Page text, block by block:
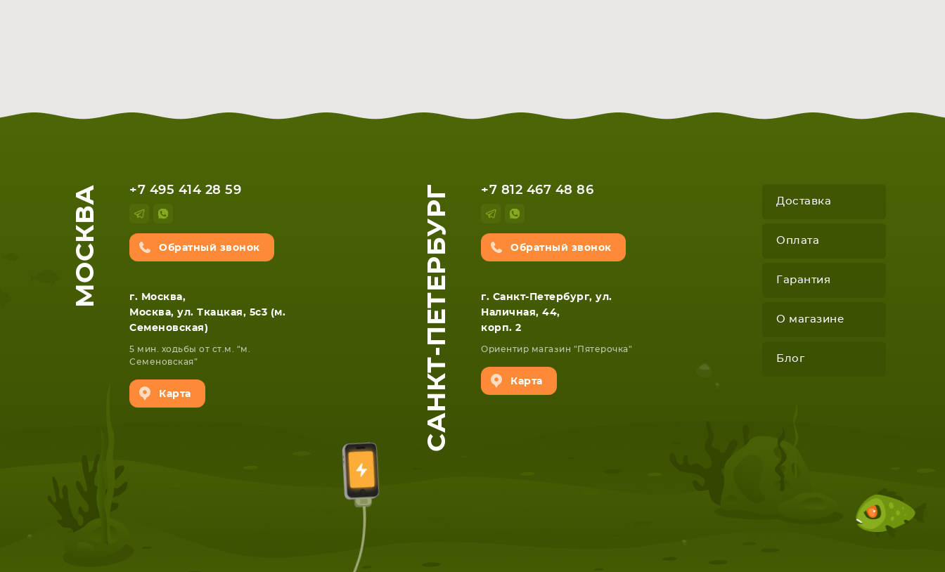
МОСКВА +7 495 414 28 59
Обратный звонок
г. Москва,
Москва, ул. Ткацкая, 5с3 (м.
Семеновская)
5 мин. ходьбы от ст.м. “м.
Семеновская”
Карта САНКТ-ПЕТЕРБУРГ +7 812 467 48 86
Обратный звонок
г. Санкт-Петербург, ул.
Наличная, 44,
корп. 2
Ориентир магазин "Пятерочка"
Карта
Доставка
Оплата
Гарантия
О магазине
Блог